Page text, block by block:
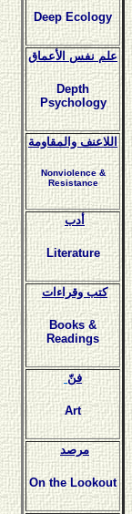
Deep Ecology
علم نفس الأعماق
Depth
Psychology
اللاعنف والمقاومة
Nonviolence &
Resistance
أدب
Literature
كتب وقراءات
Books &
Readings
فنّ
Art
مرصد
On the Lookout